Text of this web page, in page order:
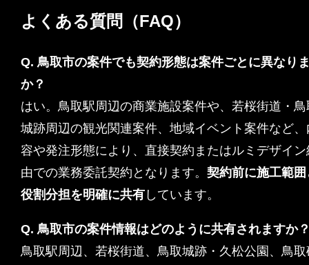
よくある質問（FAQ）
Q. 鳥取市の案件でも契約形態は案件ごとに異なり
か？
はい。鳥取駅周辺の商業施設案件や、若桜街道・鳥
城跡周辺の観光関連案件、地域イベント案件など、
容や発注形態により、直接契約またはルミデザイン
由での業務委託契約となります。 契約前に施工範囲
役割分担を明確に共有 しています。
Q. 鳥取市の案件情報はどのように共有されますか
鳥取駅周辺、若桜街道、鳥取城跡・久松公園、鳥取